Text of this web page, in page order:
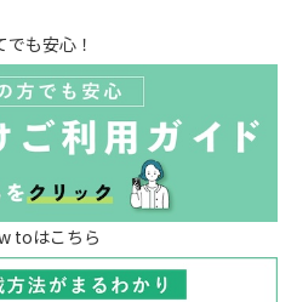
も安心！
toはこちら